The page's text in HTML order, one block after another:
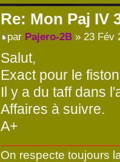
Re: Mon Paj IV
par Pajero-2B» 23 Fév
Salut,
Exact pour le
Il y a du taff dans
Affaires à suivre.
A+
On respecte toujours